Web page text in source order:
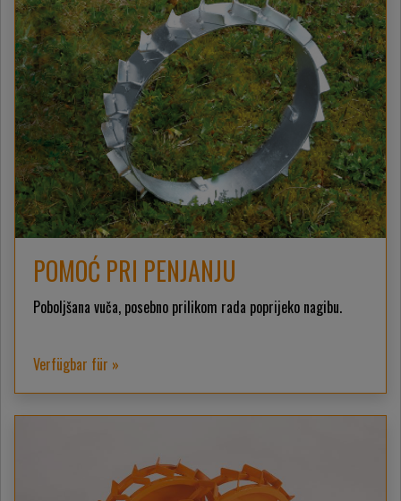
POMOĆ PRI PENJANJU
Poboljšana vuča, posebno prilikom rada poprijeko nagibu.
Verfügbar für »